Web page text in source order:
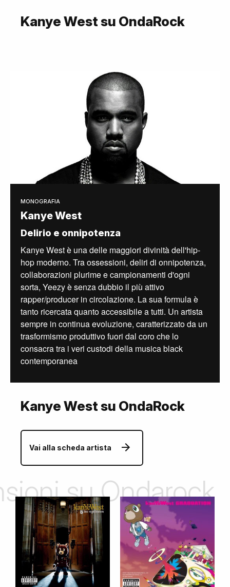
Kanye West su OndaRock
MONOGRAFIA
Kanye West
Delirio e onnipotenza
Kanye West è una delle maggiori divinità dell'hip-
hop moderno. Tra ossessioni, deliri di onnipotenza,
collaborazioni plurime e campionamenti d'ogni
sorta, Yeezy è senza dubbio il più attivo
rapper/producer in circolazione. La sua formula è
tanto ricercata quanto accessibile a tutti. Un artista
sempre in continua evoluzione, caratterizzato da un
trasformismo produttivo fuori dal coro che lo
consacra tra i veri custodi della musica black
contemporanea
Kanye West su OndaRock
Vai alla scheda artista
su Ondarock